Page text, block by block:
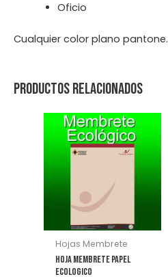
Oficio
Cualquier color plano pantone.
Productos relacionados
Hojas Membrete
Hoja Membrete Papel
Ecologico